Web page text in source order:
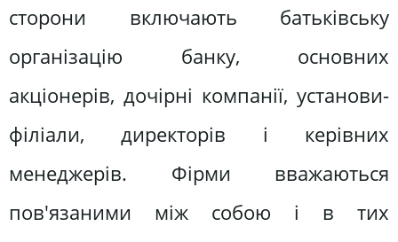
сторони включають батьківську
організацію банку, основних
акціонерів, дочірні компанії, установи-
філіали, директорів і керівних
менеджерів. Фірми вважаються
пов'язаними між собою і в тих